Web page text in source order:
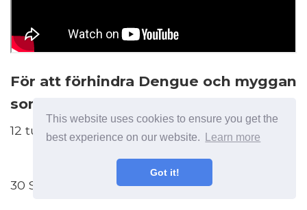
This website uses cookies to ensure you get the
best experience on our website.
Learn more
Got it!
För att förhindra Dengue och myggan
som inte biter dig
12 tusen visningar
30 Suscribirse